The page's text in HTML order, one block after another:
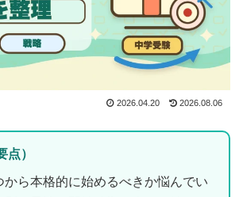
2026.04.20 2026.08.06
点）
から本格的に始めるべきか悩んでい